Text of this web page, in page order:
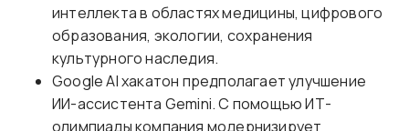
интеллекта в областях медицины, цифрового
образования, экологии, сохранения
культурного наследия.
Google AI хакатон предполагает улучшение
ИИ-ассистента Gemini. С помощью ИТ-
олимпиады компания модернизирует